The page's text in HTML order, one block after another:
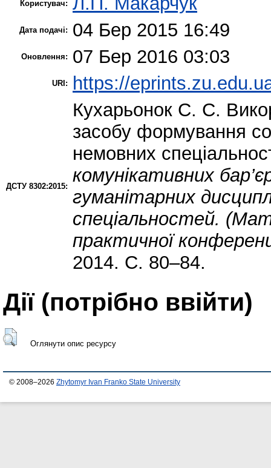
Користувач:
Дата подачі: 04 Бер 2015 16:49
Оновлення: 07 Бер 2016 03:03
URI: https://
ДСТУ 8302:2015:
Кухарьонок С. С.
засобу формування
немовних
комунікативних
гуманітарних
спеціальностей.
практичної
2014. С. 80–84.
Дії ​​(потрібно ввійти)
Оглянути опис ресурсу
© 2008–2026 Zhytomyr Ivan Franko State University